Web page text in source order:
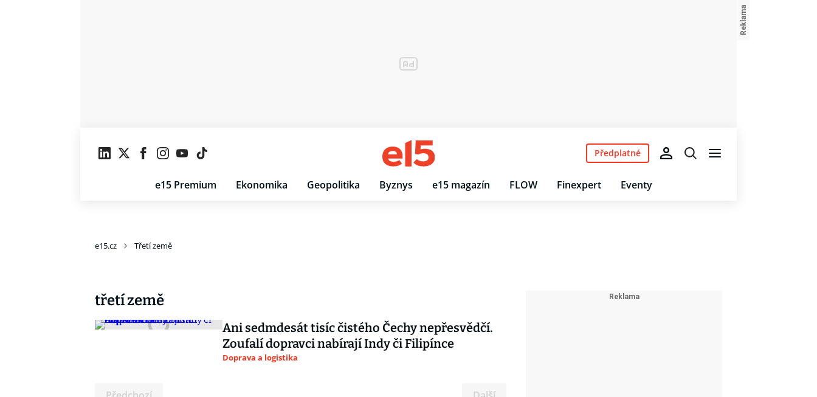
e15 Premium Ekonomika Geopolitika Byznys e15 magazín FLOW Finexpert Eventy
Předplatné
e15.cz Třetí země
třetí země
Ani sedmdesát tisíc čistého Čechy nepřesvědčí.
Zoufalí dopravci nabírají Indy či Filipínce
Doprava a logistika